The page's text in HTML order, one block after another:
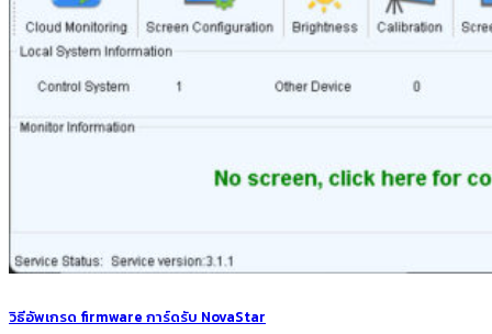
วิธีอัพเกรด firmware การ์ดรับ NovaStar